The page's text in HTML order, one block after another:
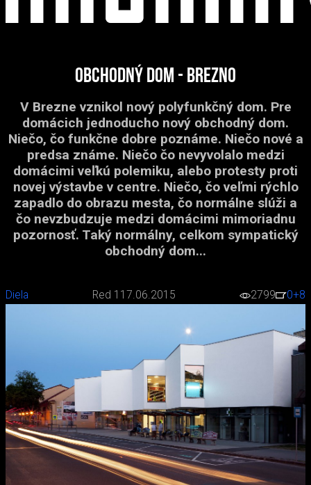
Obchodný dom - Brezno
V Brezne vznikol nový polyfunkčný dom. Pre
domácich jednoducho nový obchodný dom.
Niečo, čo funkčne dobre poznáme. Niečo nové a
predsa známe. Niečo čo nevyvolalo medzi
domácimi veľkú polemiku, alebo protesty proti
novej výstavbe v centre. Niečo, čo veľmi rýchlo
zapadlo do obrazu mesta, čo normálne slúži a
čo nevzbudzuje medzi domácimi mimoriadnu
pozornosť. Taký normálny, celkom sympatický
obchodný dom...
Diela Red 1 17.06.2015 2799 0+8